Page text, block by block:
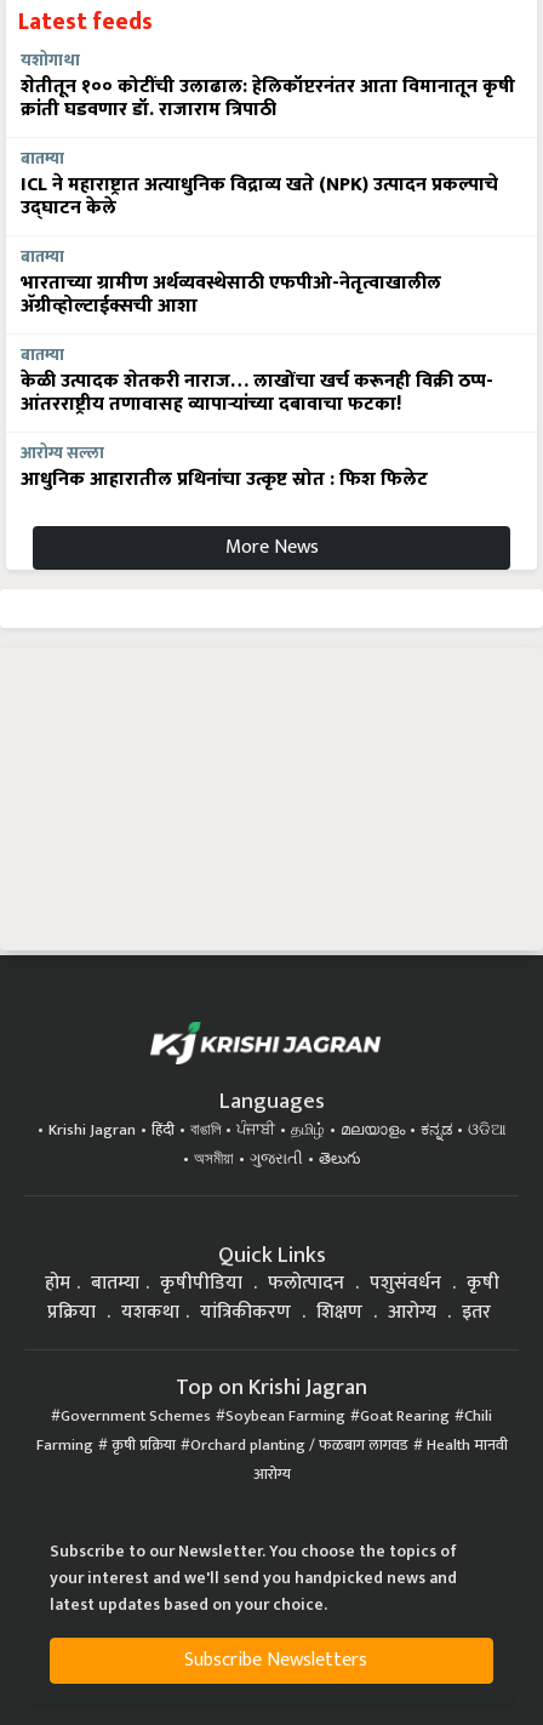
Latest feeds
यशोगाथा
शेतीतून १०० कोटींची उलाढाल: हेलिकॉप्टरनंतर आता विमानातून कृषी
क्रांती घडवणार डॉ. राजाराम त्रिपाठी
बातम्या
ICL ने महाराष्ट्रात अत्याधुनिक विद्राव्य खते (NPK) उत्पादन प्रकल्पाचे
उद्घाटन केले
बातम्या
भारताच्या ग्रामीण अर्थव्यवस्थेसाठी एफपीओ-नेतृत्वाखालील
अ‍ॅग्रीव्होल्टाईक्सची आशा
बातम्या
केळी उत्पादक शेतकरी नाराज… लाखोंचा खर्च करूनही विक्री ठप्प-
आंतरराष्ट्रीय तणावासह व्यापाऱ्यांच्या दबावाचा फटका!
आरोग्य सल्ला
आधुनिक आहारातील प्रथिनांचा उत्कृष्ट स्रोत : फिश फिलेट
More News
Languages
Krishi Jagran हिंदी বাঙালি ਪੰਜਾਬੀ தமிழ் മലയാളം ಕನ್ನಡ
ଓଡିଆ
অসমীয়া
ગુજરાતી తెలుగు
Quick Links
होम बातम्या कृषीपीडिया फलोत्पादन पशुसंवर्धन
कृषी
प्रक्रिया
यशकथा यांत्रिकीकरण शिक्षण आरोग्य इतर
Top on Krishi Jagran
Government Schemes Soybean Farming Goat Rearing Chili
Farming कृषी प्रक्रिया Orchard planting / फळबाग लागवड Health मानवी
आरोग्य
Subscribe to our Newsletter. You choose the topics of
your interest and we'll send you handpicked news and
latest updates based on your choice.
Subscribe Newsletters